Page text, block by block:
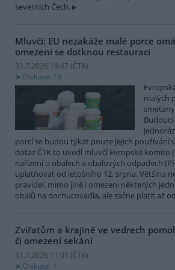
severních Čech.
Mluvčí: EU nezakáže malé porce
omezení se dotknou restaurací
31.7.2026 18:47 (ČTK)
Diskuse: 19
malých
porcí se budou týkat pouze jejich používání
dotaz ČTK to uvedl mluvčí Evropské komise
nařízení o obalech a obalových odpadech
uplatňovat od letošního 12. srpna. Většina
pravidel, mimo jiné i omezení některých
obalů na dochucovadla, ale začne platit až
Zvířatům a krajině ve vedrech
či omezení sekání
31.7.2026 11:01 (ČTK)
Diskuse: 1